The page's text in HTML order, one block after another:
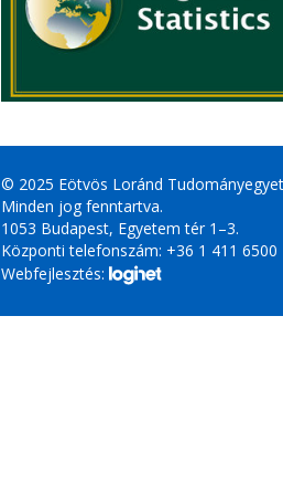
© 2025 Eötvös Loránd
Minden jog fenntartva.
1053 Budapest, Egyetem tér 1–3.
Központi telefonszám: +36 1 411 6500
Webfejlesztés: